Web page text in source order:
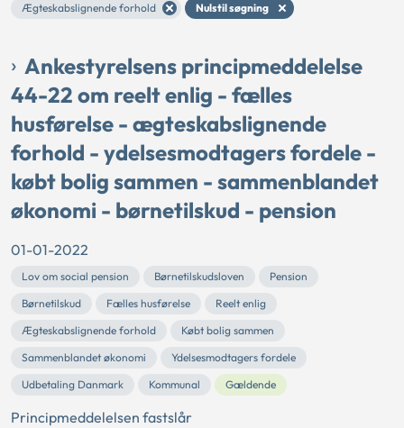
Ægteskabslignende forhold Nulstil søgning
Ankestyrelsens principmeddelelse
44-22 om reelt enlig - fælles
husførelse - ægteskabslignende
forhold - ydelsesmodtagers fordele -
købt bolig sammen - sammenblandet
økonomi - børnetilskud - pension
01-01-2022
Lov om social pension Børnetilskudsloven
Pension
Børnetilskud
Fælles husførelse
Reelt enlig
Ægteskabslignende forhold
Købt bolig sammen
Sammenblandet økonomi
Ydelsesmodtagers fordele
Udbetaling Danmark
Kommunal Gældende
Principmeddelelsen fastslår